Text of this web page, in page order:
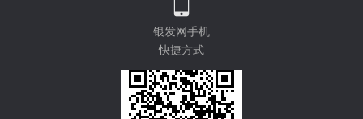
银发网手机
快捷方式